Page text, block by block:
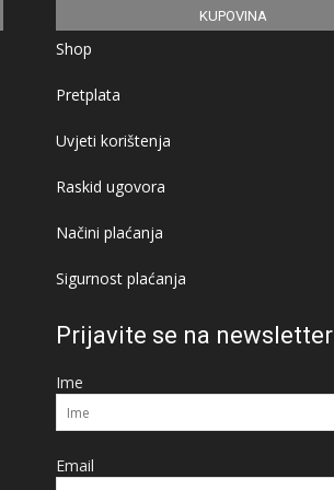
KUPOVINA
Shop
Pretplata
Uvjeti korištenja
Raskid ugovora
Načini plaćanja
Sigurnost plaćanja
Prijavite se na newsletter
Ime
Email